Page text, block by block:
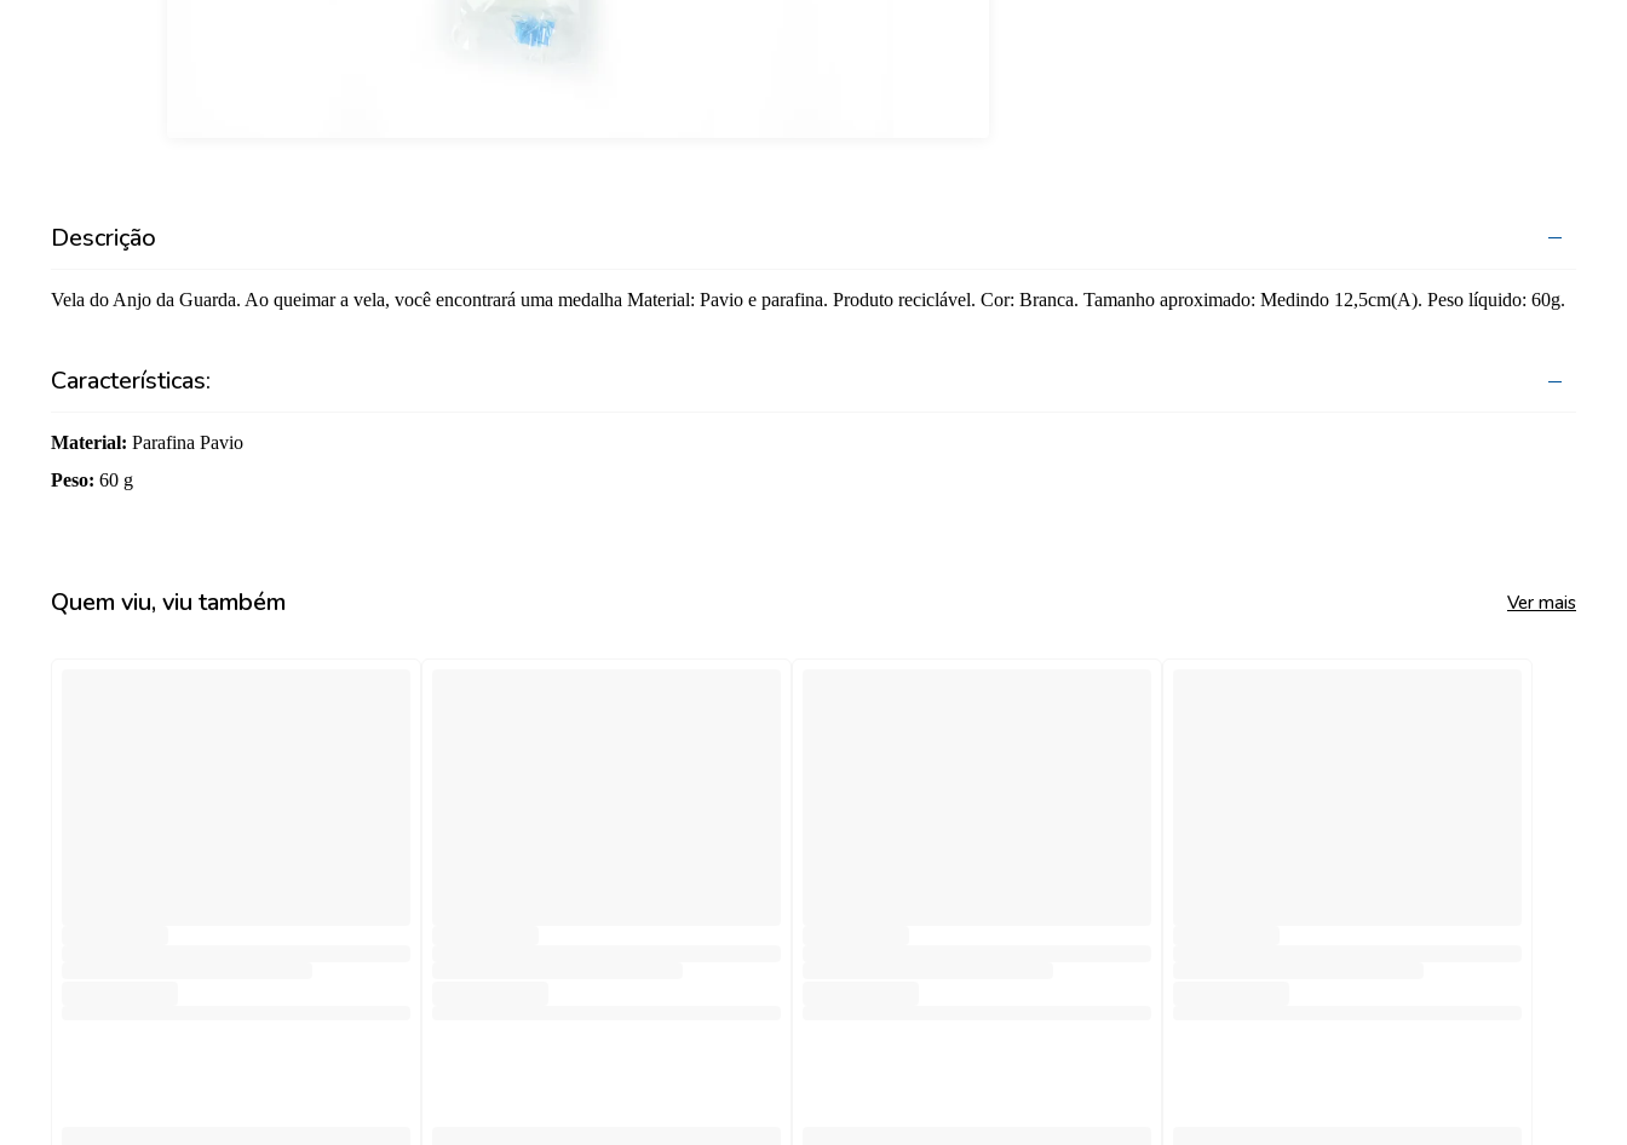
Descrição
Vela do Anjo da Guarda. Ao queimar a vela, você encontrará uma medalha Material: Pavio e parafina. Produto reciclável. Cor: Branca. Tamanho aproximado: Medindo 12,5cm(A). Peso líquido: 60g.
Características:
Material: Parafina Pavio
Peso: 60 g
Quem viu, viu também Ver mais